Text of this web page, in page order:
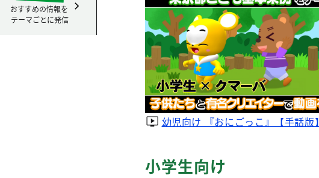
おすすめの情報を
テーマごとに発信
幼児向け 『おにごっこ』【手話版】
小学生向け